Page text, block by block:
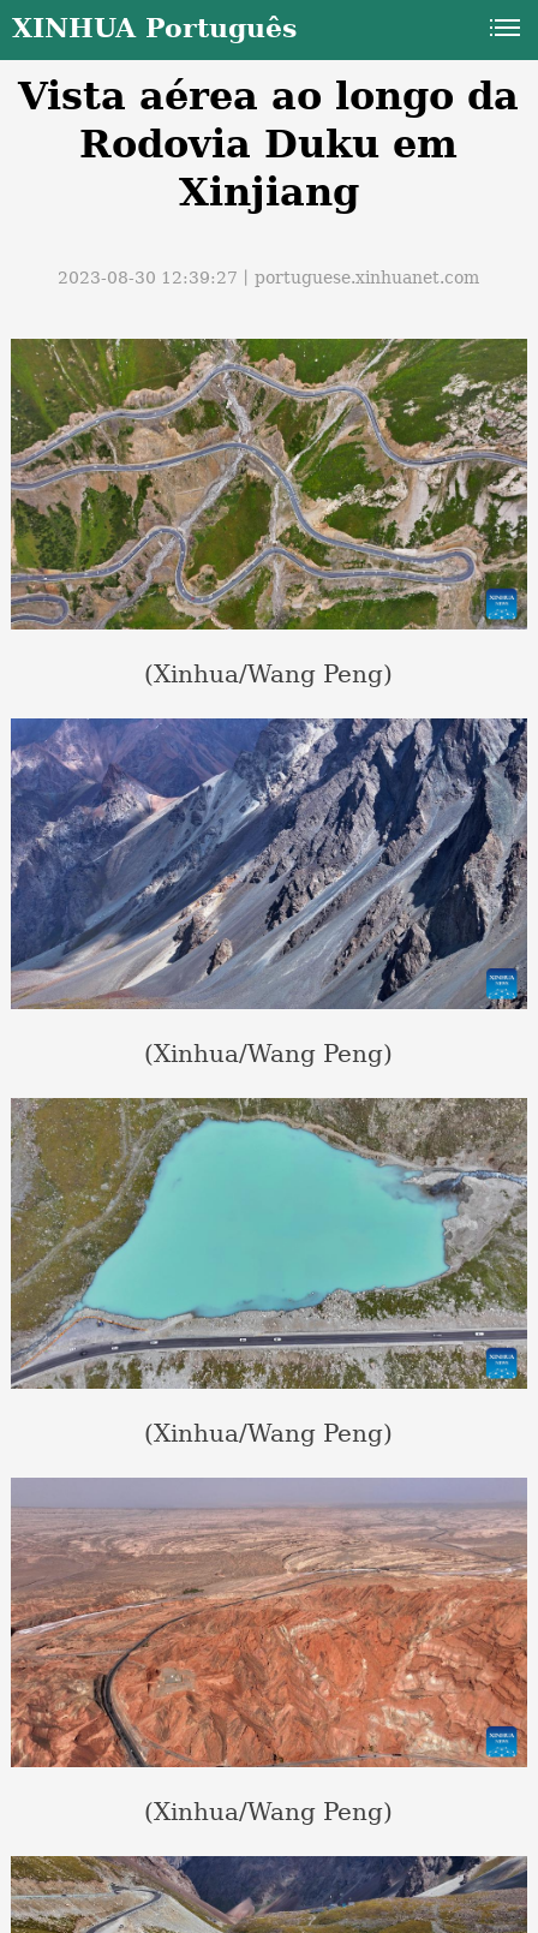
XINHUA Português
Vista aérea ao longo da
Rodovia Duku em
Xinjiang
2023-08-30 12:39:27丨portuguese.xinhuanet.com
(Xinhua/Wang Peng)
(Xinhua/Wang Peng)
(Xinhua/Wang Peng)
(Xinhua/Wang Peng)